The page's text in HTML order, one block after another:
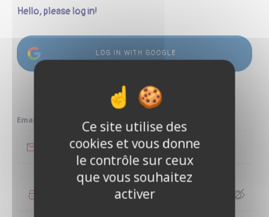
Hello, please log in!
LOG IN WITH GOOGLE
or
Email address
Ce site utilise des
cookies et vous donne
le contrôle sur ceux
que vous souhaitez
activer